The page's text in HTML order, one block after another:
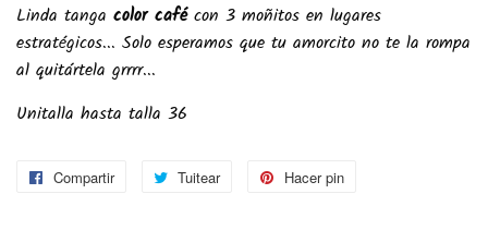
Linda tanga color cafécon 3 moñitos en lugares
estratégicos... Solo esperamos que tu amorcito no te la rompa
al quitártela grrrr...
Unitalla hasta talla 36
Compartir
CompartirTuitear
Tuitear Hacer pin